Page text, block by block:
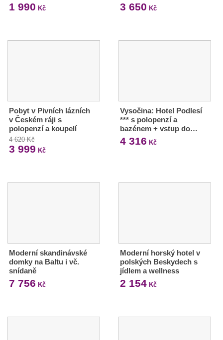
1 990 Kč 3 650 Kč
Pobyt v Pivních lázních
v Českém ráji s
polopenzí a koupelí
4 620 Kč
3 999 Kč
Vysočina: Hotel Podlesí
*** s polopenzí a
bazénem + vstup do…
4 316 Kč
Moderní skandinávské
domky na Baltu i vč.
snídaně
7 756 Kč
Moderní horský hotel v
polských Beskydech s
jídlem a wellness
2 154Kč